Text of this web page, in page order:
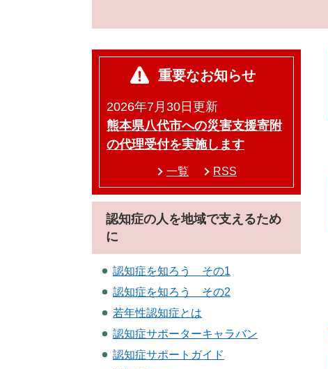
重要なお知らせ
2026年7月30日更新
熊本県八代市への災害支援寄附
の代理受付を実施します
一覧 RSS
認知症の人を地域で支えるため
に
認知症を知ろう その1
認知症を知ろう その2
若年性認知症とは
認知症サポーターキャラバン
認知症サポートガイド